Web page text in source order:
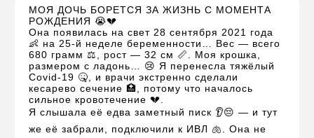
МОЯ ДОЧЬ БОРЕТСЯ ЗА ЖИЗНЬ С МОМЕНТА
РОЖДЕНИЯ 😭💔
Она появилась на свет 28 сентября 2021 года
👶 на 25-й неделе беременности… Вес — всего
680 грамм ⚖️, рост — 32 см 📏. Моя крошка,
размером с ладонь… 😢 Я перенесла тяжёлый
Covid-19 🤒, и врачи экстренно сделали
кесарево сечение 🏥, потому что началось
сильное кровотечение 💔.
Я слышала её едва заметный писк 👂😔 — и тут
же её забрали, подключили к ИВЛ 🫁. Она не